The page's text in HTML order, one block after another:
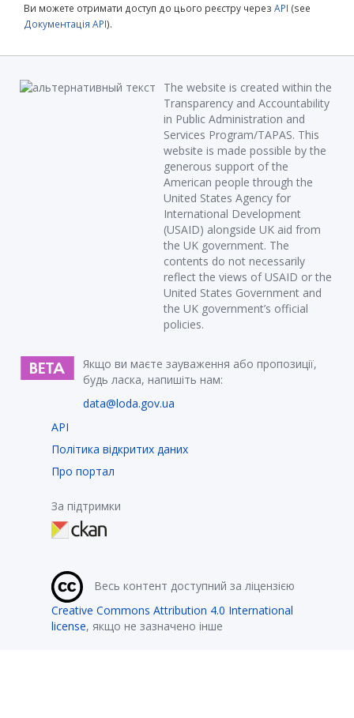
Ви можете отримати доступ до цього реєстру через API (see
Документація API).
The website is created within the
Transparency and Accountability
in Public Administration and
Services Program/TAPAS. This
website is made possible by the
generous support of the
American people through the
United States Agency for
International Development
(USAID) alongside UK aid from
the UK government. The
contents do not necessarily
reflect the views of USAID or the
United States Government and
the UK government’s official
policies.
Якщо ви маєте зауваження або пропозиції,
будь ласка, напишіть нам:
data@loda.gov.ua
API
Політика відкритих даних
Про портал
За підтримки
Весь контент доступний за ліцензією
Creative Commons Attribution 4.0 International
license, якщо не зазначено інше